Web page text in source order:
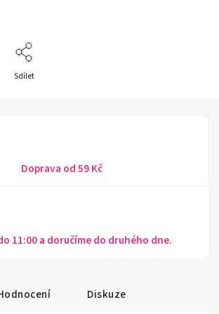
Sdílet
Doprava od 59 Kč
11:00 a doručíme do druhého dne.
Diskuze